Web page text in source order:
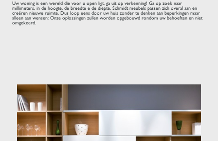
Uw woning is een wereld die voor u open ligt, ga uit op verkenning! Ga op zoek naar
millimeters, in de hoogte, de breedte e de diepte. Schmidt meubels passen zich overal aan en
creëren nieuwe ruimte. Dus loop eens door uw huis zonder te denken aan beperkingen maar
alleen aan wensen: Onze oplossingen zullen worden opgebouwd rondom uw behoeften en niet
omgekeerd.